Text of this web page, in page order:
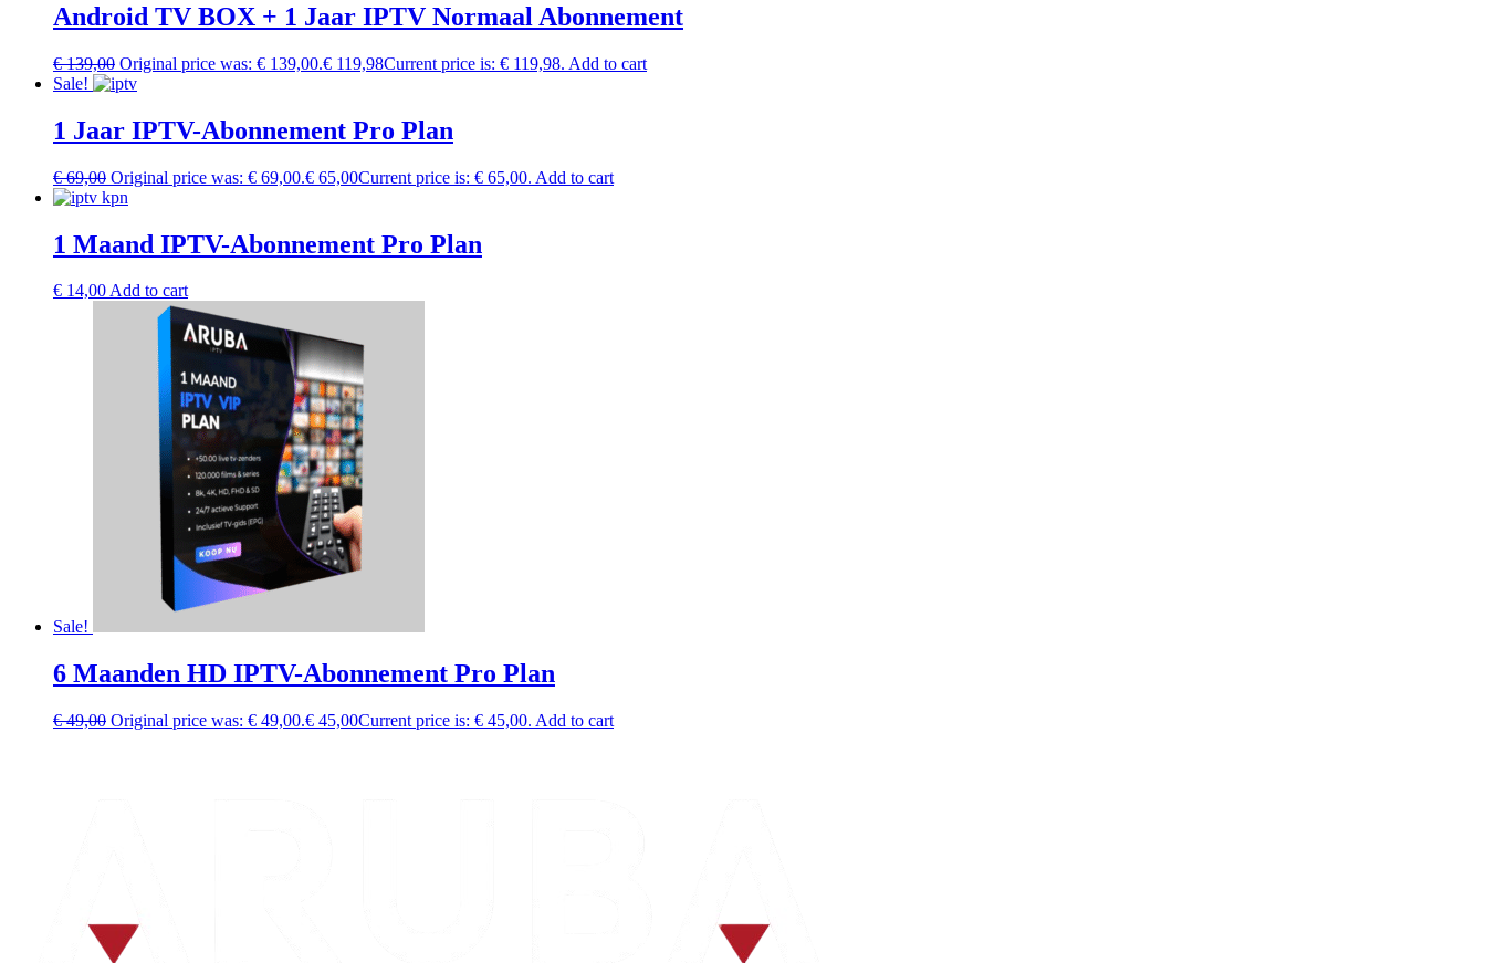
Android TV BOX + 1 Jaar IPTV Normaal Abonnement
€139,00 Original price was: € 139,00.€ 119,98Current price is: € 119,98. Add to cart
Sale!
1 Jaar IPTV-Abonnement Pro Plan
€69,00 Original price was: € 69,00.€ 65,00Current price is: € 65,00. Add to cart
1 Maand IPTV-Abonnement Pro Plan
€ 14,00Add to cart
Sale!
6 Maanden HD IPTV-Abonnement Pro Plan
€49,00 Original price was: € 49,00.€ 45,00Current price is: € 45,00. Add to cart